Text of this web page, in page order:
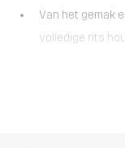
Van het gemak
volledige rits
duurzame,